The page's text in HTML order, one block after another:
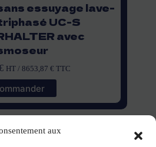
aux
essuyage lave-
UC-S
avec
HT /8653,87€ TTC